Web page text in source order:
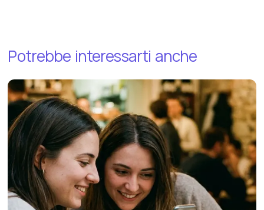
Potrebbe interessarti anche